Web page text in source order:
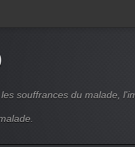
souffrances du malade,